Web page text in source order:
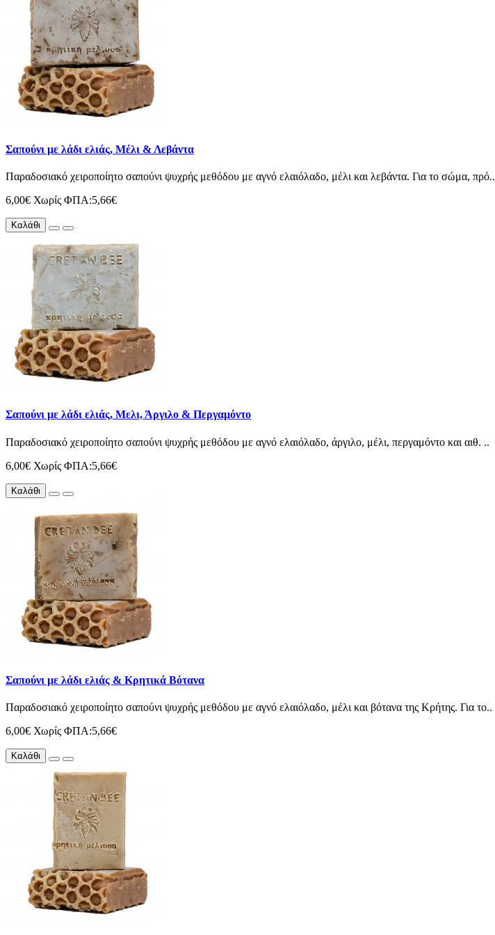
Σαπούνι με λάδι ελιάς, Mέλι & Λεβάντα
Παραδοσιακό χειροποίητο σαπούνι ψυχρής μεθόδου με αγνό ελαιόλαδο, μέλι και λεβάντα. Για το σώμα, πρό..
6,00€ Χωρίς ΦΠΑ:5,66€
Καλάθι
Σαπούνι με λάδι ελιάς, Μελι, Άργιλο & Περγαμόντο
Παραδοσιακό χειροποίητο σαπούνι ψυχρής μεθόδου με αγνό ελαιόλαδο, άργιλο, μέλι, περγαμόντο και αιθ. ..
6,00€ Χωρίς ΦΠΑ:5,66€
Καλάθι
Σαπούνι με λάδι ελιάς & Κρητικά Βότανα
Παραδοσιακό χειροποίητο σαπούνι ψυχρής μεθόδου με αγνό ελαιόλαδο, μέλι και βότανα της Κρήτης. Για το..
6,00€ Χωρίς ΦΠΑ:5,66€
Καλάθι